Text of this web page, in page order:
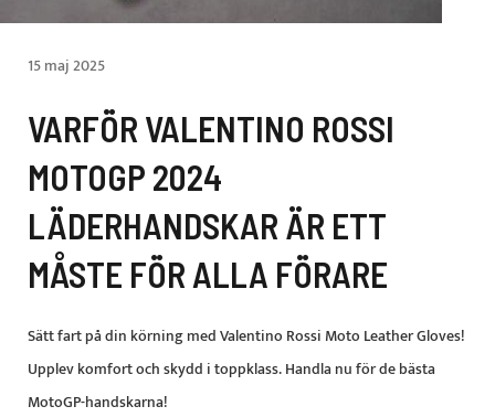
15 maj 2025
VARFÖR VALENTINO ROSSI
MOTOGP 2024
LÄDERHANDSKAR ÄR ETT
MÅSTE FÖR ALLA FÖRARE
Sätt fart på din körning med Valentino Rossi Moto Leather Gloves!
Upplev komfort och skydd i toppklass. Handla nu för de bästa
MotoGP-handskarna!